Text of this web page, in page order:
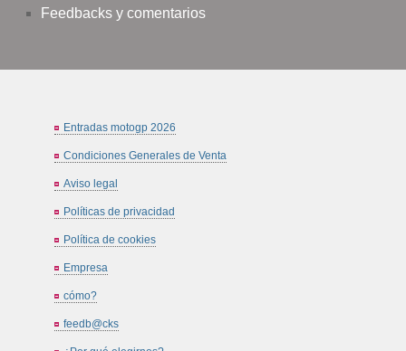
Feedbacks y comentarios
Entradas motogp 2026
Condiciones Generales de Venta
Aviso legal
Políticas de privacidad
Política de cookies
Empresa
cómo?
feedb@cks